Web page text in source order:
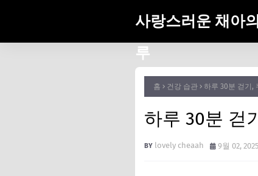
사랑스러운 채아
루
홈 건강 습관 하루 30분 걷기,
하루 30분 걷
lovely cheaah 9월 02, 2025